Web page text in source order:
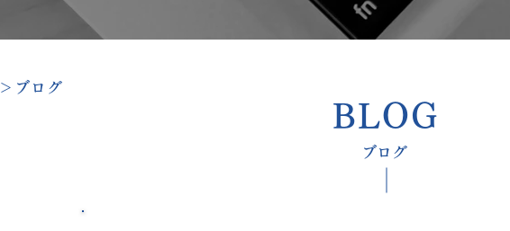
＞ブログ
​BLOG
​ブログ